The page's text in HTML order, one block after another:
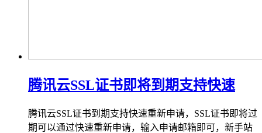
腾讯云SSL证书即将到期支持快速
腾讯云SSL证书到期支持快速重新申请，SSL证书即将过
期可以通过快速重新申请，输入申请邮箱即可，新手站